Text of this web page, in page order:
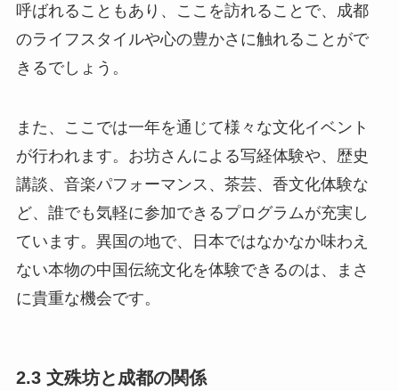
呼ばれることもあり、ここを訪れることで、成都
のライフスタイルや心の豊かさに触れることがで
きるでしょう。
また、ここでは一年を通じて様々な文化イベント
が行われます。お坊さんによる写経体験や、歴史
講談、音楽パフォーマンス、茶芸、香文化体験な
ど、誰でも気軽に参加できるプログラムが充実し
ています。異国の地で、日本ではなかなか味わえ
ない本物の中国伝統文化を体験できるのは、まさ
に貴重な機会です。
2.3 文殊坊と成都の関係